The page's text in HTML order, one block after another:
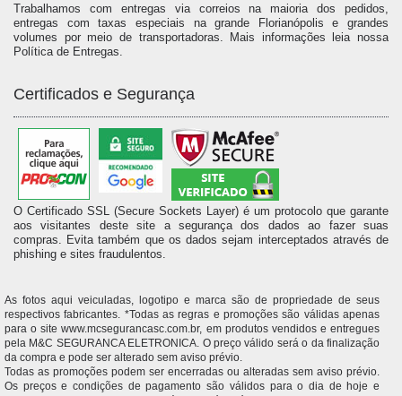
Trabalhamos com entregas via correios na maioria dos pedidos,
entregas com taxas especiais na grande Florianópolis e grandes
volumes por meio de transportadoras. Mais informações leia nossa
Política de Entregas.
Certificados e Segurança
O Certificado SSL (Secure Sockets Layer) é um protocolo que garante
aos visitantes deste site a segurança dos dados ao fazer suas
compras. Evita também que os dados sejam interceptados através de
phishing e sites fraudulentos.
As fotos aqui veiculadas, logotipo e marca são de propriedade de seus
respectivos fabricantes. *Todas as regras e promoções são válidas apenas
para o site www.mcsegurancasc.com.br, em produtos vendidos e entregues
pela M&C SEGURANCA ELETRONICA. O preço válido será o da finalização
da compra e pode ser alterado sem aviso prévio.
Todas as promoções podem ser encerradas ou alteradas sem aviso prévio.
Os preços e condições de pagamento são válidos para o dia de hoje e